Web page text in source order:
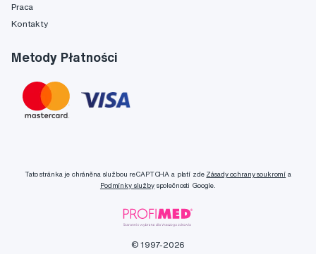
Praca
Kontakty
Metody Płatności
Tato stránka je chráněna službou reCAPTCHA a platí zde Zásady ochrany soukromí a
Podmínky službyspolečnosti Google.
© 1997-2026